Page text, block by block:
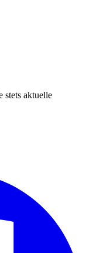
stets aktuelle